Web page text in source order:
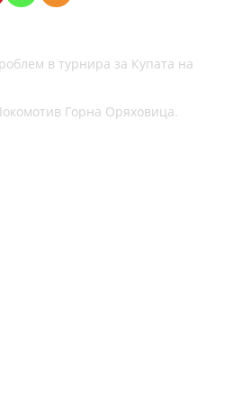
в турнира за Купата на
Горна Оряховица.